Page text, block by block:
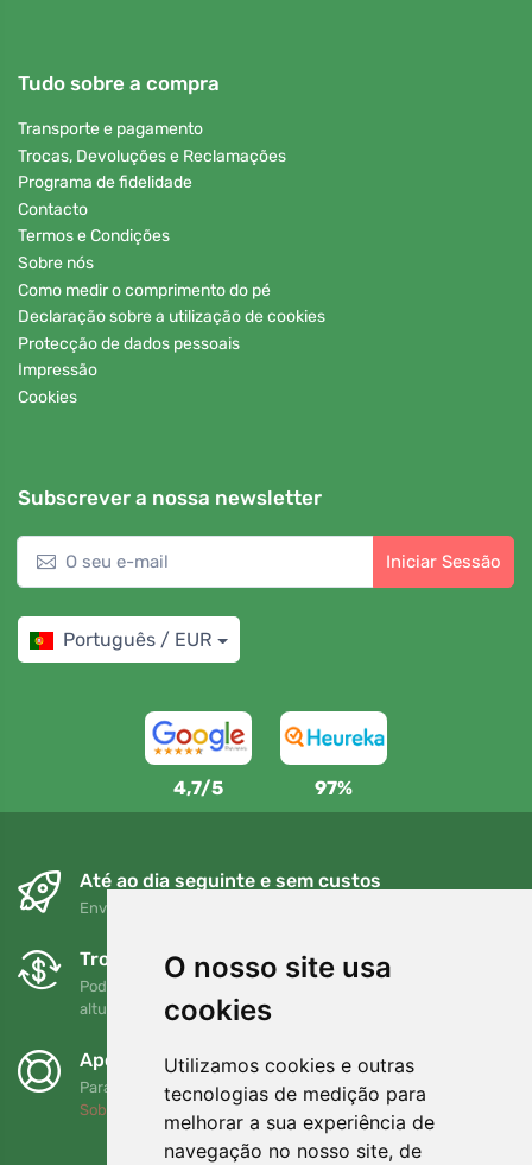
O nosso site usa
cookies
Utilizamos cookies e outras
tecnologias de medição para
melhorar a sua experiência de
navegação no nosso site, de
Tudo sobre a compra
Transporte e pagamento
Trocas, Devoluções e Reclamações
Programa de fidelidade
Contacto
Termos e Condições
Sobre nós
Como medir o comprimento do pé
Declaração sobre a utilização de cookies
Protecção de dados pessoais
Impressão
Cookies
Subscrever a nossa newsletter
Iniciar Sessão
Português / EUR
4,7/5 97%
Até ao dia seguinte e sem custos
Envio gratuito para encomendas superiores a 80 EUR
Trocas e devoluções gratuitas
Pode devolver ou trocar a sua encomenda em qualquer
altura no prazo de 90 dias
Apoiamos a Trees.org
Para cada encomenda plantamos uma árvore! Leia mais
Sobre nós